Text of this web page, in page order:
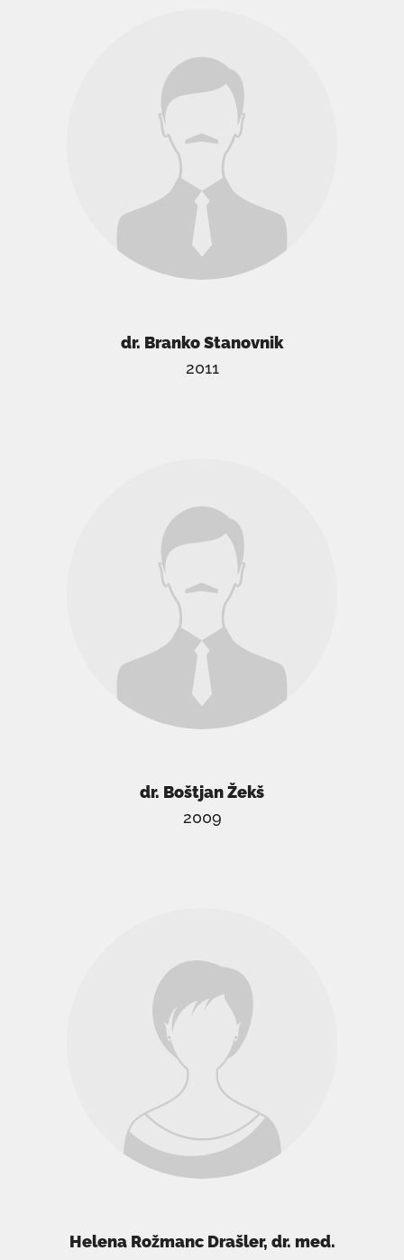
dr. Branko Stanovnik
2011
dr. Boštjan Žekš
2009
Helena Rožmanc Drašler, dr. med.